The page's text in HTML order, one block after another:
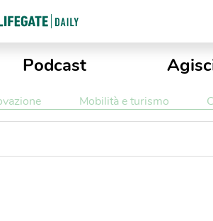
Podcast
Mobilità e turismo